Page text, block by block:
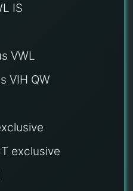
IS
VWL
VIH QW
exclusive